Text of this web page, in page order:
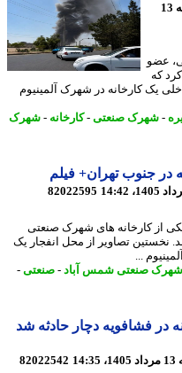
کارخانه در شهرک آلمینیوم
شهرک صنعتی-کارخانه -شهرک
جنوب تهران+ فیلم
82022595
کارخانه های شهرک صنعتی
تصاویر از محل انفجار یک
...
صنعتی شمس آباد- صنعتی-
فشافویه دچار حادثه شد
82022542